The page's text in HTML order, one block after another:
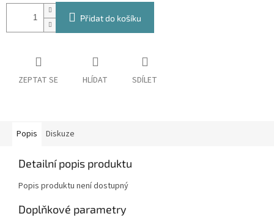
Přidat do košíku
ZEPTAT SE HLÍDAT SDÍLET
Popis Diskuze
Detailní popis produktu
Popis produktu není dostupný
Doplňkové parametry